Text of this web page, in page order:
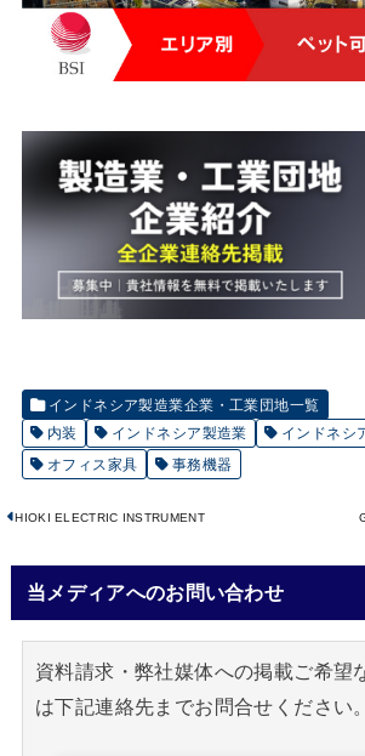
インドネシア製造業企業・工業団地一覧
内装
インドネシア製造業
インドネシ
オフィス家具
事務機器
HIOKI ELECTRIC INSTRUMENT
当メディアへのお問い合わせ
資料請求・弊社媒体への掲載ご希望
は下記連絡先までお問合せください。